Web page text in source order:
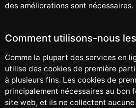
des améliorations sont nécessaires.
Comment utilisons-nous
Comme la plupart des services en
utilise des cookies de première
à plusieurs fins. Les cookies de
principalement nécessaires au bon
site web, et ils ne collectent